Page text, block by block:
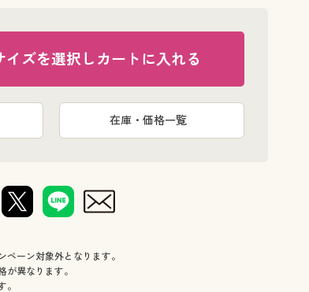
イズを選択しカートに入れる
在庫・価格一覧
ーン対象外となります。
異なります。